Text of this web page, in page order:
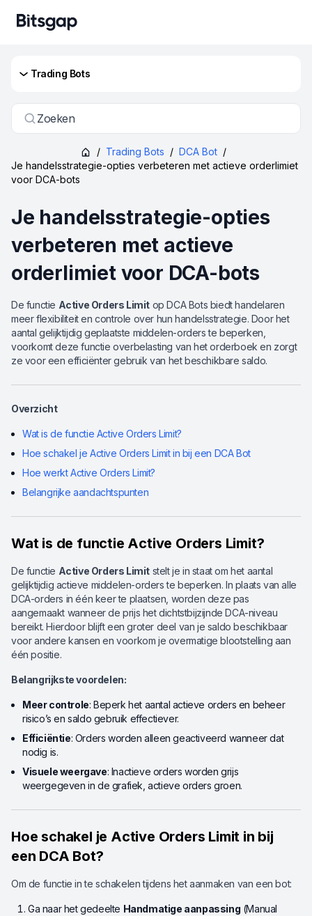
Trading Bots
Zoeken
/ Trading Bots / DCA Bot /
Je handelsstrategie-opties verbeteren met actieve orderlimiet
voor DCA-bots
Je handelsstrategie-opties
verbeteren met actieve
orderlimiet voor DCA-bots
De functie Active Orders Limit op DCA Bots biedt handelaren
meer flexibiliteit en controle over hun handelsstrategie. Door het
aantal gelijktijdig geplaatste middelen-orders te beperken,
voorkomt deze functie overbelasting van het orderboek en zorgt
ze voor een efficiënter gebruik van het beschikbare saldo.
Overzicht
Wat is de functie Active Orders Limit?
Hoe schakel je Active Orders Limit in bij een DCA Bot
Hoe werkt Active Orders Limit?
Belangrijke aandachtspunten
Wat is de functie Active Orders Limit?
De functie Active Orders Limit stelt je in staat om het aantal
gelijktijdig actieve middelen-orders te beperken. In plaats van alle
DCA-orders in één keer te plaatsen, worden deze pas
aangemaakt wanneer de prijs het dichtstbijzijnde DCA-niveau
bereikt. Hierdoor blijft een groter deel van je saldo beschikbaar
voor andere kansen en voorkom je overmatige blootstelling aan
één positie.
Belangrijkste voordelen:
Meer controle: Beperk het aantal actieve orders en beheer
risico’s en saldo gebruik effectiever.
Efficiëntie: Orders worden alleen geactiveerd wanneer dat
nodig is.
Visuele weergave: Inactieve orders worden grijs
weergegeven in de grafiek, actieve orders groen.
Hoe schakel je Active Orders Limit in bij
een DCA Bot?
Om de functie in te schakelen tijdens het aanmaken van een bot:
Ga naar het gedeelte Handmatige aanpassing (Manual